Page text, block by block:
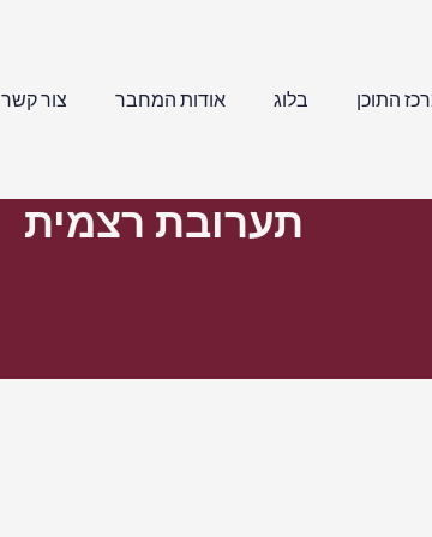
התוכן בלוג אודות המחבר צור קשר
תערובת רצמית